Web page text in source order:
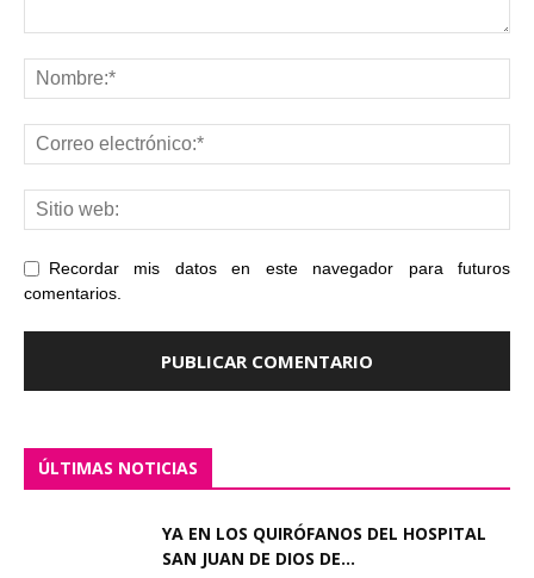
Recordar mis datos en este navegador para futuros
comentarios.
ÚLTIMAS NOTICIAS
YA EN LOS QUIRÓFANOS DEL HOSPITAL
SAN JUAN DE DIOS DE...